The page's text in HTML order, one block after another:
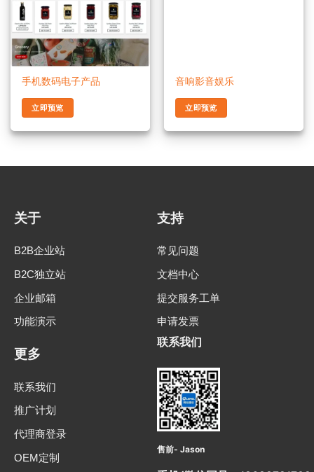
手机数码电子产品
立即预览
音响影音娱乐
立即预览
关于
B2B企业站
B2C独立站
企业邮箱
功能演示
支持
常见问题
文档中心
提交服务工单
申请发票
更多
联系我们
推广计划
代理商登录
OEM定制
联系我们
售前- Jason